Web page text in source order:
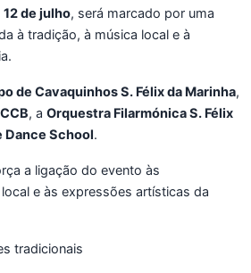
12 de julho, será marcado por uma
à tradição, à música local e à
de Cavaquinhos S. Félix da Marinha,
, a Orquestra Filarmónica S. Félix
Dance School.
a ligação do evento às
e às expressões artísticas da
tradicionais